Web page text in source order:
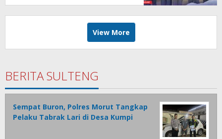
Akuntabel Bebas Mal
Administrasi
View More
BERITA SULTENG
Sempat Buron, Polres Morut Tangkap
Pelaku Tabrak Lari di Desa Kumpi